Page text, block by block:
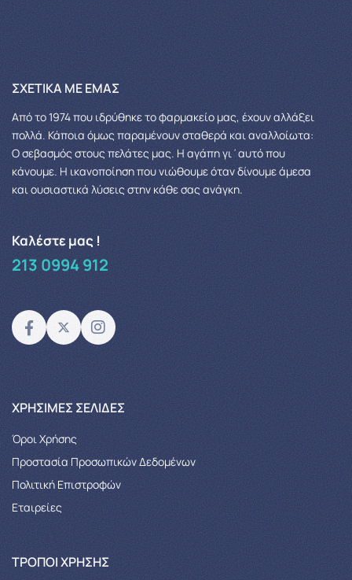
ΣΧΕΤΙΚΆ ΜΕ ΕΜΆΣ
Από το 1974 που ιδρύθηκε το φαρμακείο μας, έχουν αλλάξει
πολλά. Κάποια όμως παραμένουν σταθερά και αναλλοίωτα:
Ο σεβασμός στους πελάτες μας. Η αγάπη γι΄αυτό που
κάνουμε. Η ικανοποίηση που νιώθουμε όταν δίνουμε άμεσα
και ουσιαστικά λύσεις στην κάθε σας ανάγκη.
Καλέστε μας !
213 0994 912
XΡΉΣΙΜΕΣ ΣΕΛΊΔΕΣ
Όροι Χρήσης
Προστασία Προσωπικών Δεδομένων
Πολιτική Επιστροφών
Εταιρείες
ΤΡΌΠΟΙ ΧΡΉΣΗΣ